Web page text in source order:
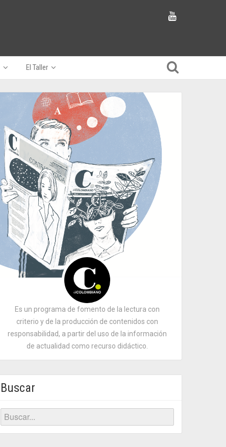
El Taller
Es un programa de fomento de la lectura con
criterio y de la producción de contenidos con
responsabilidad, a partir del uso de la información
de actualidad como recurso didáctico.
Buscar